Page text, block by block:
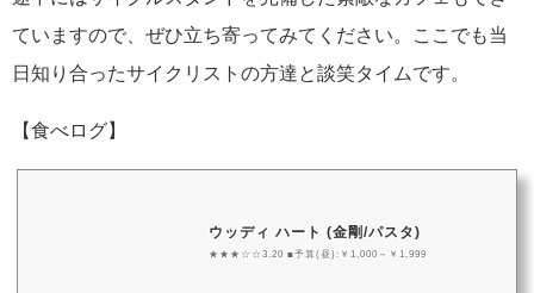
ていますので、ぜひ立ち寄ってみてください。ここでも当
日知り合ったサイクリストの方達と談笑タイムです。
【食べログ】
ウッディ ハート (金剛/パスタ)
★★★☆☆3.20 ■予算(昼):￥1,000～￥1,999